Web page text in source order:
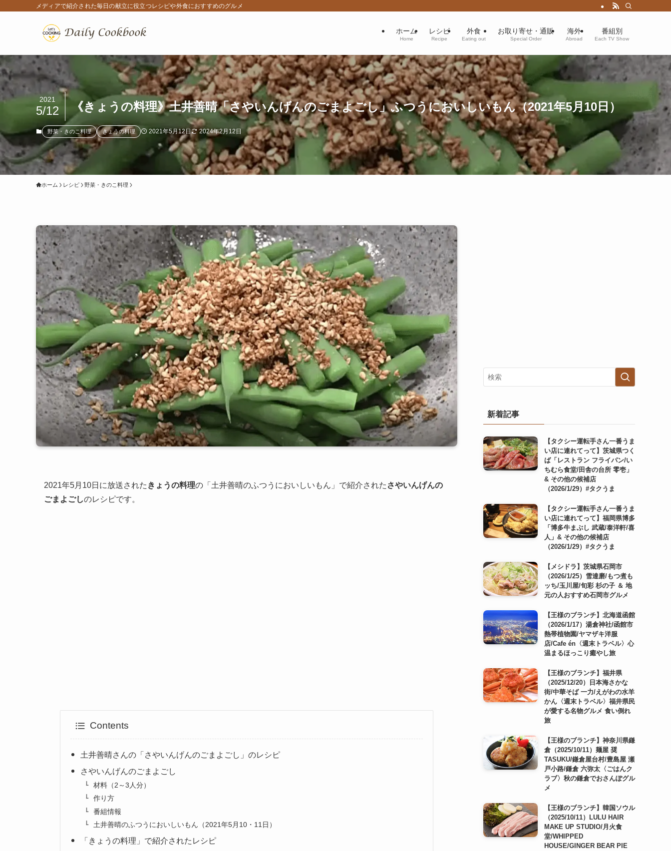
メディアで紹介された毎日の献立に役立つレシピや外食におすすめのグルメ
ホーム
Home
レシピ
Recipe
外食
Eating out
お取り寄せ・通販
Special Order
海外
Abroad
番組別
Each TV Show
《きょうの料理》土井善晴「さやいんげんのごまよごし」ふつうにおいしいもん（2021年5月10日）
2021
5/12
野菜・きのこ料理 きょうの料理 2021年5月12日 2024年2月12日
ホーム レシピ 野菜・きのこ料理
2021年5月10日に放送された きょうの料理の「土井善晴のふつうにおいしいもん」で紹介された さやいんげんの
ごまよごしのレシピです。
Contents
土井善晴さんの「さやいんげんのごまよごし」のレシピ
さやいんげんのごまよごし
材料（2～3人分）
作り方
番組情報
土井善晴のふつうにおいしいもん（2021年5月10・11日）
「きょうの料理」で紹介されたレシピ
新着記事
【タクシー運転手さん一番うま
い店に連れてって】茨城県つく
ば「レストラン フライパン/い
ちむら食堂/田舎の台所 零壱」
& その他の候補店
（2026/1/29）#タクうま
【タクシー運転手さん一番うま
い店に連れてって】福岡県博多
「博多牛まぶし 武蔵/泰洋軒/喜
人」& その他の候補店
（2026/1/29）#タクうま
【メシドラ】茨城県石岡市
（2026/1/25）雪達磨/もつ煮も
ッち/玉川屋/旬彩 杉の子 ＆ 地
元の人おすすめ石岡市グルメ
【王様のブランチ】北海道函館
（2026/1/17）湯倉神社/函館市
熱帯植物園/ヤマザキ洋服
店/Cafe én〈週末トラベル〉心
温まるほっこり癒やし旅
【王様のブランチ】福井県
（2025/12/20）日本海さかな
街/中華そば 一力/えがわの水羊
かん〈週末トラベル〉福井県民
が愛する名物グルメ 食い倒れ
旅
【王様のブランチ】神奈川県鎌
倉（2025/10/11）麺屋 奨
TASUKU/鎌倉屋台村/豊島屋 瀬
戸小路/鎌倉 六弥太〈ごはんク
ラブ〉秋の鎌倉でおさんぽグル
メ
【王様のブランチ】韓国ソウル
（2025/10/11）LULU HAIR
MAKE UP STUDIO/月火食
堂/WHIPPED
HOUSE/GINGER BEAR PIE